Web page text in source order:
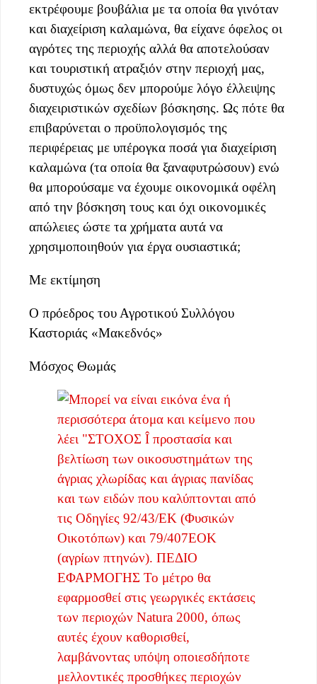
εκτρέφουμε βουβάλια με τα οποία θα γινόταν
και διαχείριση καλαμώνα, θα είχανε όφελος οι
αγρότες της περιοχής αλλά θα αποτελούσαν
και τουριστική ατραξιόν στην περιοχή μας,
δυστυχώς όμως δεν μπορούμε λόγο έλλειψης
διαχειριστικών σχεδίων βόσκησης. Ως πότε θα
επιβαρύνεται ο προϋπολογισμός της
περιφέρειας με υπέρογκα ποσά για διαχείριση
καλαμώνα (τα οποία θα ξαναφυτρώσουν) ενώ
θα μπορούσαμε να έχουμε οικονομικά οφέλη
από την βόσκηση τους και όχι οικονομικές
απώλειες ώστε τα χρήματα αυτά να
χρησιμοποιηθούν για έργα ουσιαστικά;
Με εκτίμηση
Ο πρόεδρος του Αγροτικού Συλλόγου
Καστοριάς «Μακεδνός»
Μόσχος Θωμάς